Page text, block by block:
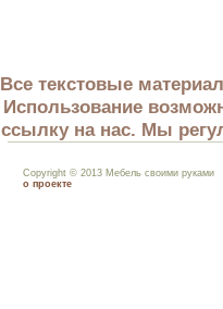
Все текстовые
Использование
ссылку на нас. Мы
Copyright © 2013 Мебель своими руками
о проекте